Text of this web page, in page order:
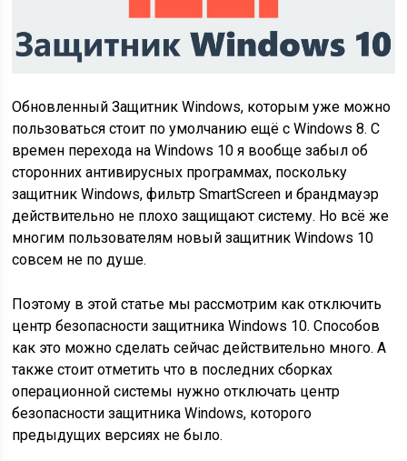
Обновленный Защитник Windows, которым уже можно
пользоваться стоит по умолчанию ещё с Windows 8. С
времен перехода на Windows 10 я вообще забыл об
сторонних антивирусных программах, поскольку
защитник Windows, фильтр SmartScreen и брандмауэр
действительно не плохо защищают систему. Но всё же
многим пользователям новый защитник Windows 10
совсем не по душе.
Поэтому в этой статье мы рассмотрим как отключить
центр безопасности защитника Windows 10. Способов
как это можно сделать сейчас действительно много. А
также стоит отметить что в последних сборках
операционной системы нужно отключать центр
безопасности защитника Windows, которого
предыдущих версиях не было.